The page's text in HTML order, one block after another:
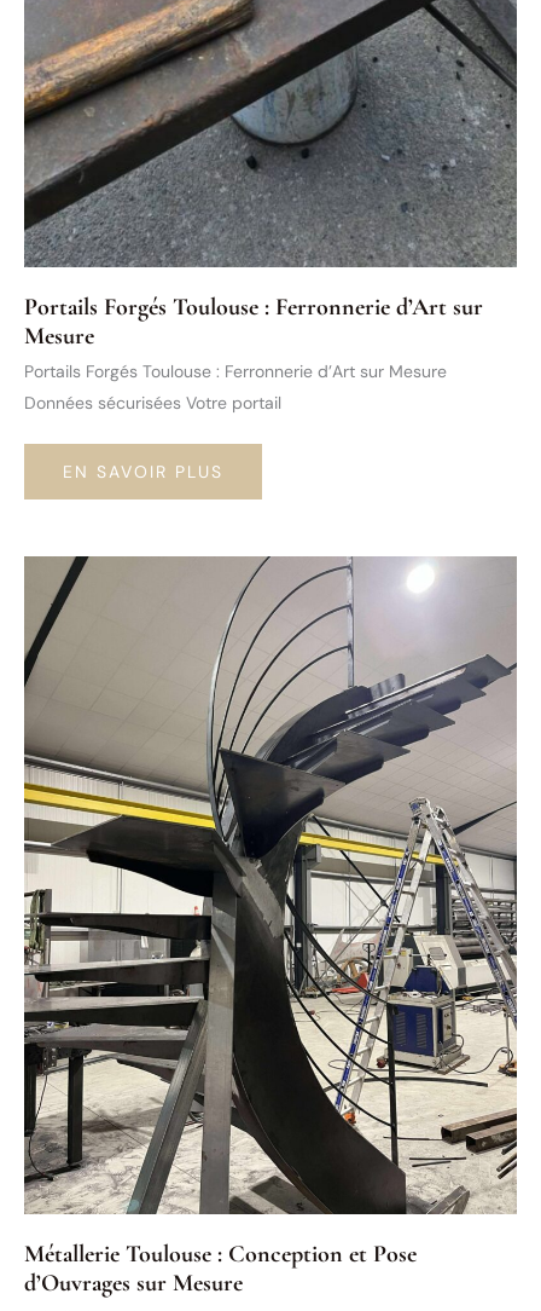
Portails Forgés Toulouse : Ferronnerie d’Art sur
Mesure
Portails Forgés Toulouse : Ferronnerie d’Art sur Mesure
Données sécurisées Votre portail
PORTAILS
TOULOUSE
D’ART
SUR
MESURE
EN SAVOIR PLUS
Métallerie Toulouse : Conception et Pose
d’Ouvrages sur Mesure